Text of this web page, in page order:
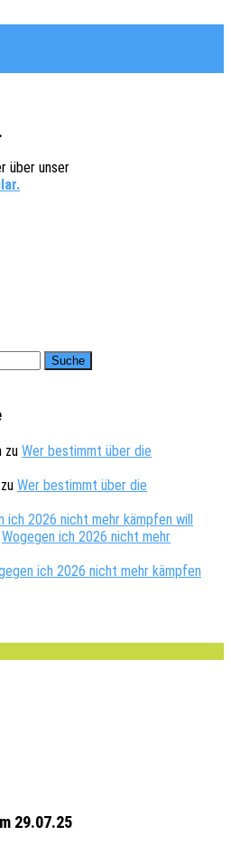
über unser
zu Wer bestimmt über die
zu Wer bestimmt über die
ich 2026 nicht mehr kämpfen will
Wogegen ich 2026 nicht mehr
ich 2026 nicht mehr kämpfen
29.07.25